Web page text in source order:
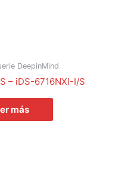
DeepinMind
– iDS-6716NXI-I/S
más